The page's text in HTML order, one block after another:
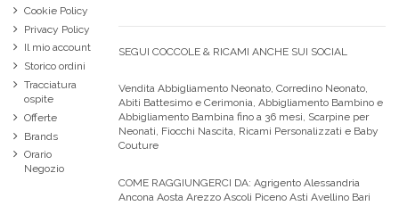
Cookie Policy
Privacy Policy
Il mio account
Storico ordini
Tracciatura
ospite
Offerte
Brands
Orario
Negozio
SEGUI COCCOLE & RICAMI ANCHE SUI SOCIAL
Vendita Abbigliamento Neonato, Corredino Neonato,
Abiti Battesimo e Cerimonia, Abbigliamento Bambino e
Abbigliamento Bambina fino a 36 mesi, Scarpine per
Neonati, Fiocchi Nascita, Ricami Personalizzati e Baby
Couture
COME RAGGIUNGERCI DA: Agrigento Alessandria
Ancona Aosta Arezzo Ascoli Piceno Asti Avellino Bari